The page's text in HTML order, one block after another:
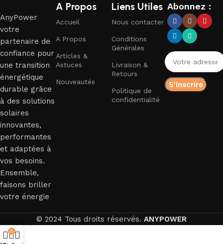
AnyPower
votre
partenaire de
confiance pour
une transition
énergétique
durable grâce
à des solutions
solaires
innovantes,
performantes
et adaptées à
vos besoins.
Ensemble,
faisons briller
votre énergie
A Propos
Accueil
A Propos
Articles &
Astuces
Nouveautés
Liens Utiles
Nous contacter
Conditions
Générales
Livraison &
Retours
Politique de
confidentialité
Abonnez :
© 2024 Tous droits réservés. ANYPOWER
0